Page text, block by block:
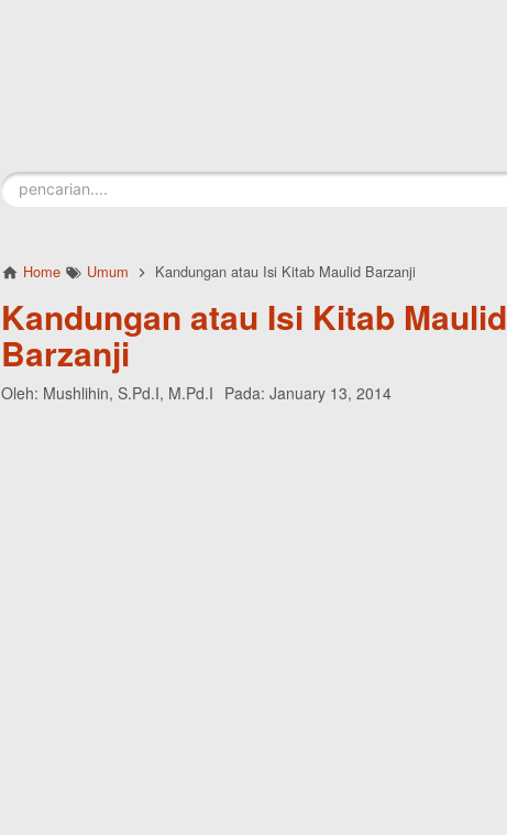
Home Umum Kandungan atau Isi Kitab Maulid Barzanji
Kandungan atau Isi Kitab Maulid
Barzanji
Oleh: Mushlihin, S.Pd.I, M.Pd.I Pada: January 13, 2014